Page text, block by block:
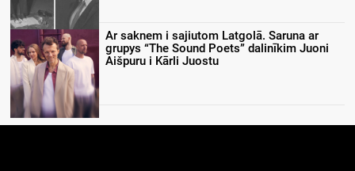
Ar saknem i sajiutom Latgolā. Saruna ar
grupys “The Sound Poets” dalinīkim Juoni
Aišpuru i Kārli Juostu